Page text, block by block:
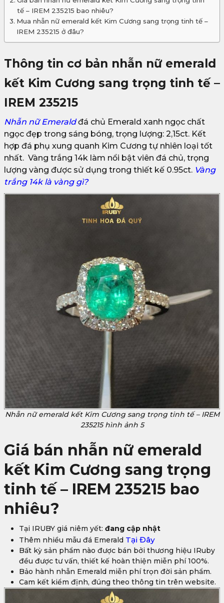
tế – IREM 235215 bao nhiêu?
Mua nhẫn nữ emerald kết Kim Cương sang trọng tinh tế –
IREM 235215 ở đâu?
Thông tin cơ bản nhẫn nữ emerald
kết Kim Cương sang trọng tinh tế –
IREM 235215
Nhẫn nữ Emeraldđá chủ Emerald xanh ngọc chất
ngọc đẹp trong sáng bóng, trọng lượng: 2,15ct. Kết
hợp đá phụ xung quanh Kim Cương tự nhiên loại tốt
nhất. Vàng trắng 14k làm nổi bật viên đá chủ, trọng
lượng vàng được sử dụng trong thiết kế 0.95ct. Vàng
trắng 14k là vàng gì?
Nhẫn nữ emerald kết Kim Cương sang trọng tinh tế – IREM
235215 hình ảnh 5
Giá bán nhẫn nữ emerald
kết Kim Cương sang trọng
tinh tế – IREM 235215 bao
nhiêu?
Tại IRUBY giá niêm yết: đang cập nhật
Thêm nhiều mẫu đá Emerald Tại Đây
Bất kỳ sản phẩm nào được bán bởi thương hiệu IRuby
đều được tư vấn, thiết kế hoàn thiện miễn phí 100%.
Bảo hành nhẫn Emerald miễn phí trọn đời sản phẩm.
Cam kết kiểm định, đúng theo thông tin trên website.